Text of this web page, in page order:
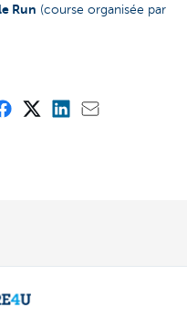
Run (course organisée par